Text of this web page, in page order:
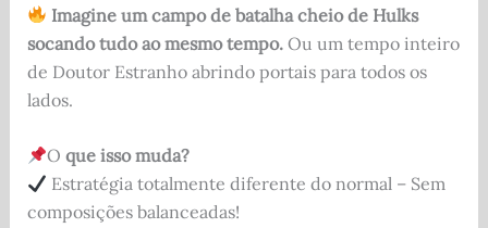
Imagine um campo de batalha cheio de Hulks
socando tudo ao mesmo tempo.Ou um tempo inteiro
de Doutor Estranho abrindo portais para todos os
lados.
O que isso muda?
Estratégia totalmente diferente do normal – Sem
composições balanceadas!